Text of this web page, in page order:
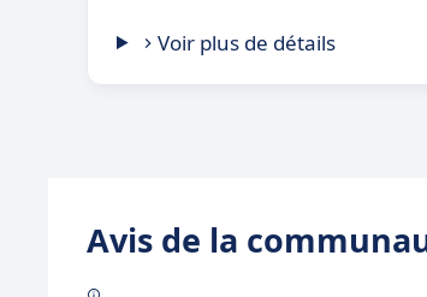
Voir plus de détails
Avis de la